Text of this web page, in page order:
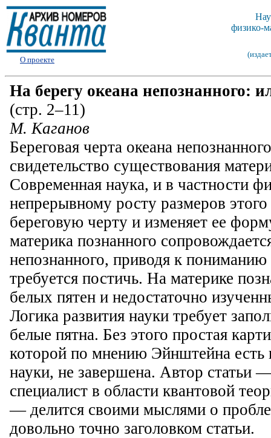
О проекте
физико-
На берегу океана непознанного:
(стр. 2–11)
М. Каганов
Береговая черта океана
свидетельство существования
Современная наука, и в частности
непрерывному росту размеров этого
береговую черту и изменяет ее
материка познанного
непознанного, приводя к пониманию
требуется постичь. На материке
белых пятен и недостаточно
Логика развития науки требует
белые пятна. Без этого простая
которой по мнению Эйнштейна есть
науки, не завершена. Автор статьи
специалист в области квантовой
— делится своими мыслями о
довольно точно заголовком статьи.